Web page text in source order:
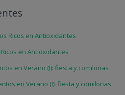
Ricos en Antioxidantes
en Antioxidantes
en Verano (I): fiesta y comilonas
en Verano (I): fiesta y comilonas